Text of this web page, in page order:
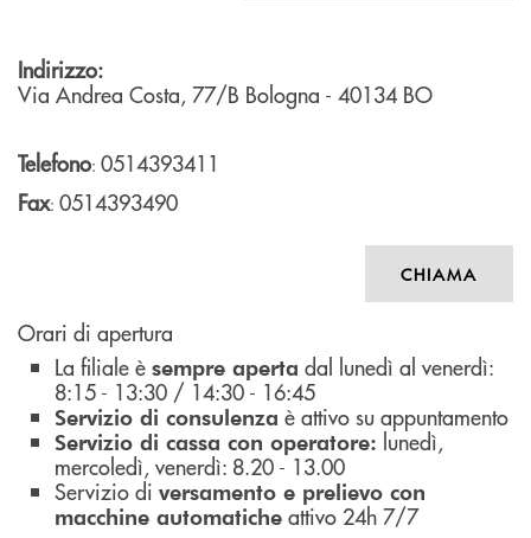
Indirizzo:
Via Andrea Costa, 77/B Bologna - 40134 BO
Telefono: 0514393411
Fax: 0514393490
CHIAMA
Orari di apertura
La filiale è sempre aperta dal lunedì al venerdì:
8:15 - 13:30 / 14:30 - 16:45
Servizio di consulenza è attivo su appuntamento
Servizio di cassa con operatore: lunedì,
mercoledì, venerdì: 8.20 - 13.00
Servizio di versamento e prelievo con
macchine automatiche attivo 24h 7/7